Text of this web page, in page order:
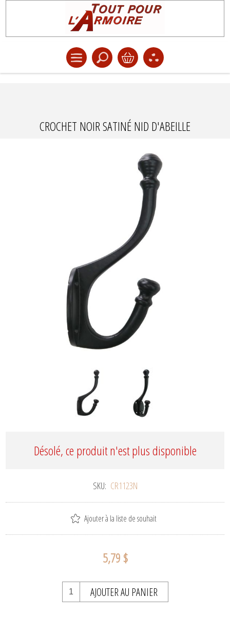
CROCHET NOIR SATINÉ NID D'ABEILLE
Désolé, ce produit n'est plus disponible
SKU: CR1123N
Ajouter à la liste de souhait
5,79 $
AJOUTER AU PANIER